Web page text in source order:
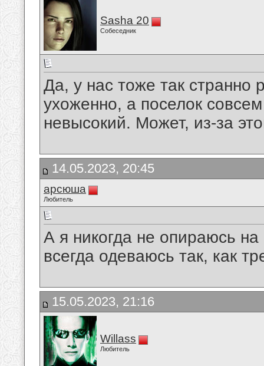
Sasha 20
Собеседник
Да, у нас тоже так странно
ухоженно, а поселок
невысокий. Может, из-за
14.05.2023, 20:45
арсюша
Любитель
А я никогда не опираюсь
всегда одеваюсь так, как
15.05.2023, 21:16
Willass
Любитель